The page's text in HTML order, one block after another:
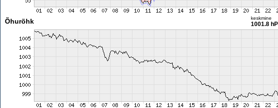
Õhurõhk keskmine
1001.8